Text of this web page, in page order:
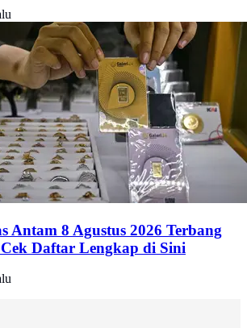
Antam 8 Agustus 2026 Terbang
Daftar Lengkap di Sini